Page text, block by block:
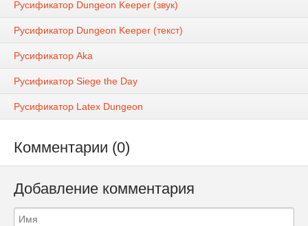
Русификатор Dungeon Keeper (звук)
Русификатор Dungeon Keeper (текст)
Русификатор Aka
Русификатор Siege the Day
Русификатор Latex Dungeon
Комментарии (0)
Добавление комментария